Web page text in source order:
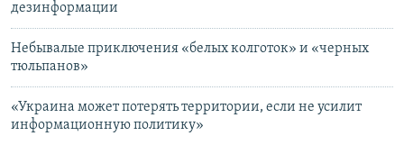
дезинформации
Небывалые приключения «белых колготок» и «черных
тюльпанов»
«Украина может потерять территории, если не усилит
информационную политику»